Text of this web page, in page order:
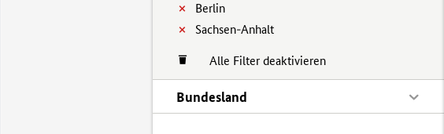
Berlin
Sachsen-Anhalt
Alle Filter deaktivieren
Bundesland